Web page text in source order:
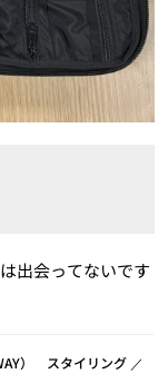
出会ってないです
） スタイリング ／